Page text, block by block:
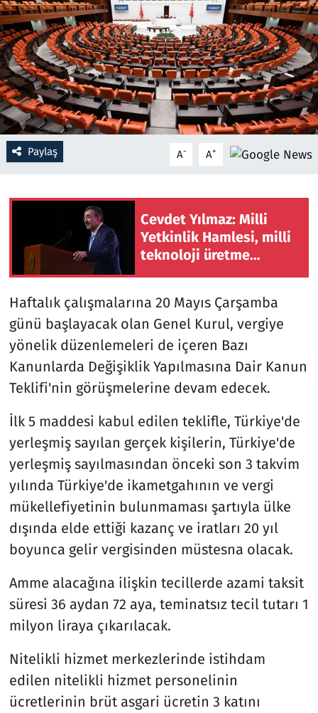
Paylaş A- A+
Cevdet Yılmaz: Milli
Yetkinlik Hamlesi, milli
teknoloji üretme
etmektedir.
Haftalık çalışmalarına 20 Mayıs Çarşamba
günü başlayacak olan Genel Kurul, vergiye
yönelik düzenlemeleri de içeren Bazı
Kanunlarda Değişiklik Yapılmasına Dair Kanun
Teklifi'nin görüşmelerine devam edecek.
İlk 5 maddesi kabul edilen teklifle, Türkiye'de
yerleşmiş sayılan gerçek kişilerin, Türkiye'de
yerleşmiş sayılmasından önceki son 3 takvim
yılında Türkiye'de ikametgahının ve vergi
mükellefiyetinin bulunmaması şartıyla ülke
dışında elde ettiği kazanç ve iratları 20 yıl
boyunca gelir vergisinden müstesna olacak.
Amme alacağına ilişkin tecillerde azami taksit
süresi 36 aydan 72 aya, teminatsız tecil tutarı 1
milyon liraya çıkarılacak.
Nitelikli hizmet merkezlerinde istihdam
edilen nitelikli hizmet personelinin
ücretlerinin brüt asgari ücretin 3 katını
Rüya Tabirleri
Sağlık
Savunma Sanayi
Seçim 2023
Spor
Teknoloji ve Bilim
Televizyon